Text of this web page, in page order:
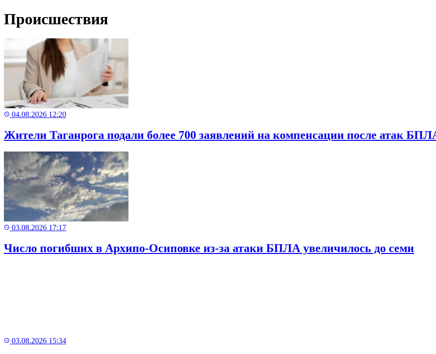
Происшествия
04.08.2026 12:20
Жители Таганрога подали более 700 заявлений на компенсации после атак
03.08.2026 17:17
Число погибших в Архипо-Осиповке из-за атаки БПЛА увеличилось до семи
03.08.2026 15:34